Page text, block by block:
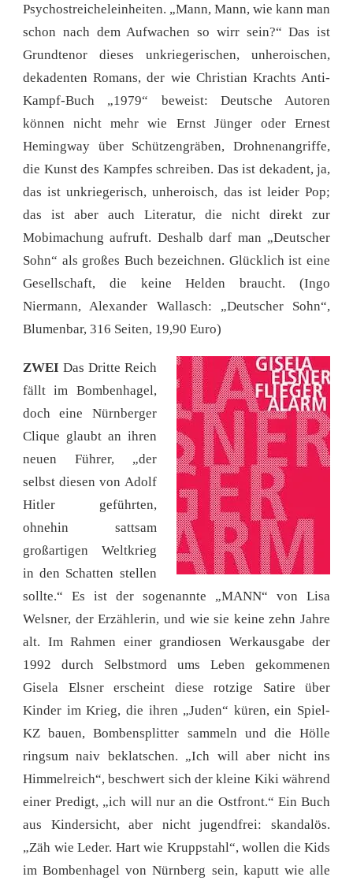
Psychostreicheleinheiten. „Mann, Mann, wie kann man
schon nach dem Aufwachen so wirr sein?“ Das ist
Grundtenor dieses unkriegerischen, unheroischen,
dekadenten Romans, der wie Christian Krachts Anti-
Kampf-Buch „1979“ beweist: Deutsche Autoren
können nicht mehr wie Ernst Jünger oder Ernest
Hemingway über Schützengräben, Drohnenangriffe,
die Kunst des Kampfes schreiben. Das ist dekadent, ja,
das ist unkriegerisch, unheroisch, das ist leider Pop;
das ist aber auch Literatur, die nicht direkt zur
Mobimachung aufruft. Deshalb darf man „Deutscher
Sohn“ als großes Buch bezeichnen. Glücklich ist eine
Gesellschaft, die keine Helden braucht. (Ingo
Niermann, Alexander Wallasch: „Deutscher Sohn“,
Blumenbar, 316 Seiten, 19,90 Euro)
ZWEI Das Dritte Reich
fällt im Bombenhagel,
doch eine Nürnberger
Clique glaubt an ihren
neuen Führer, „der
selbst diesen von Adolf
Hitler geführten,
ohnehin sattsam
großartigen Weltkrieg
in den Schatten stellen
sollte.“ Es ist der sogenannte „MANN“ von Lisa
Welsner, der Erzählerin, und wie sie keine zehn Jahre
alt. Im Rahmen einer grandiosen Werkausgabe der
1992 durch Selbstmord ums Leben gekommenen
Gisela Elsner erscheint diese rotzige Satire über
Kinder im Krieg, die ihren „Juden“ küren, ein Spiel-
KZ bauen, Bombensplitter sammeln und die Hölle
ringsum naiv beklatschen. „Ich will aber nicht ins
Himmelreich“, beschwert sich der kleine Kiki während
einer Predigt, „ich will nur an die Ostfront.“ Ein Buch
aus Kindersicht, aber nicht jugendfrei: skandalös.
„Zäh wie Leder. Hart wie Kruppstahl“, wollen die Kids
im Bombenhagel von Nürnberg sein, kaputt wie alle